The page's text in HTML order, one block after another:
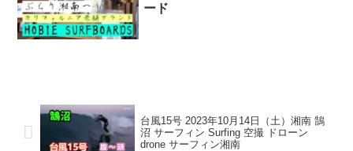
ード
台風15号 2023年10月14日（土）湘南 鵠
沼 サーフィン Surfing 空撮 ドローン
drone サーフィン湘南